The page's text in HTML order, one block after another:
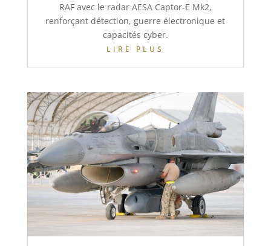
RAF avec le radar AESA Captor-E Mk2,
renforçant détection, guerre électronique et
capacités cyber.
LIRE PLUS